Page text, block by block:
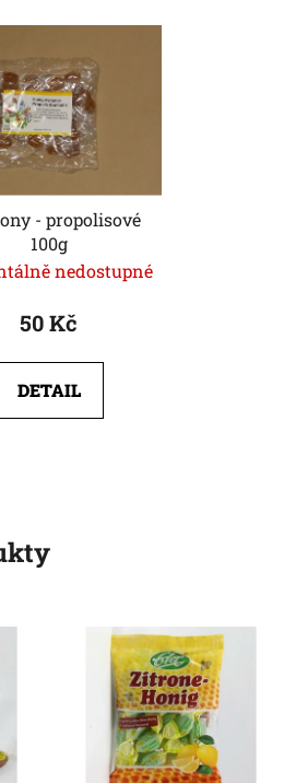
- propolisové
100g
nedostupné
50 Kč
DETAIL